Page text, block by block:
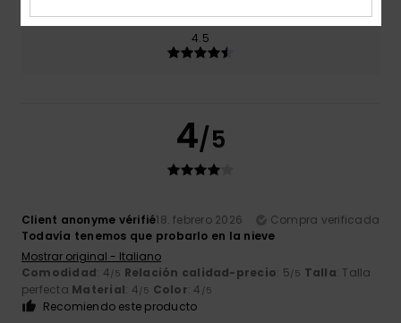
Color
4.5
4/5
Client anonyme vérifié18. febrero 2026
Compra verificada
Todavía tenemos que probarlo en la nieve
Mostrar original - Italiano
Comodidad: 4/5 Relación calidad-precio: 5/5 Talla: Talla
perfecta Material: 4/5 Color: 4 /5
Recomiendo este producto